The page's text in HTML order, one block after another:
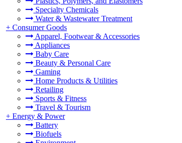
Specialty Chemicals
Water & Wastewater Treatment
+ Consumer Goods
Apparel, Footwear & Accessories
Appliances
Baby Care
Beauty & Personal Care
Gaming
Home Products & Utilities
Retailing
Sports & Fitness
Travel & Tourism
+ Energy & Power
Battery
Biofuels